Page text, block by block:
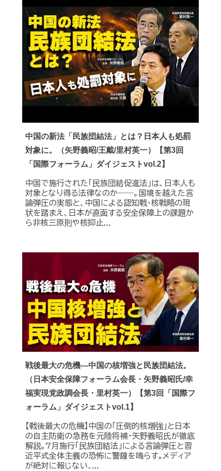
中国の新法「民族団結法」とは？日本人も処罰
対象に。（矢野義昭/王戴/里村英一）【第3回
「国際フォーラム」ダイジェストvol.2】
中国で施行された「民族団結促進法」は、日本人も
対象となり得る法律なのか――。国境を越えた言
論弾圧の実態と、中国による認知戦・核戦略の現
状を踏まえ、日本が直面する安全保障上の課題か
ら非核三原則や核抑止...
戦後最大の危機―中国の核増強と民族団結法。
（日本安全保障フォーラム会長・矢野義昭氏/幸
福実現党政調会長・里村英一）【第3回「国際フ
ォーラム」ダイジェストvol.1】
【戦後最大の危機】中国の｢圧倒的核増強｣と日本
の自主防衛の急務を元陸将補・矢野義昭氏が徹底
解説｡7月施行｢民族団結法｣による言論弾圧と習
近平式全体主義の恐怖に警鐘を鳴らす｡メディア
が絶対に報じない､...